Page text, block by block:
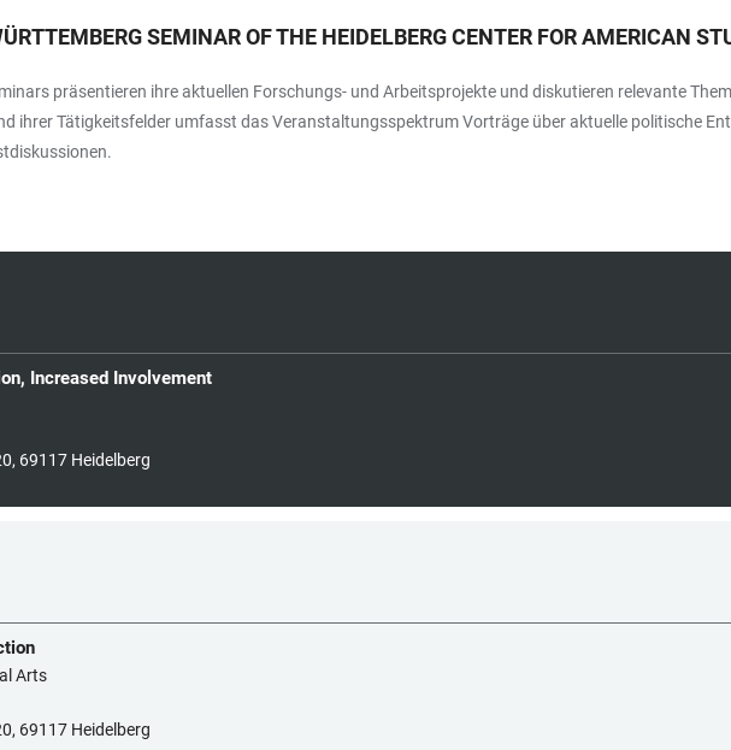
SEMINAR OF THE HEIDELBERG CENTER FOR AMERICAN
präsentieren ihre aktuellen Forschungs- und Arbeitsprojekte und diskutieren relevante
ihrer Tätigkeitsfelder umfasst das Veranstaltungsspektrum Vorträge über aktuelle politische
Increased Involvement
69117 Heidelberg
Arts
69117 Heidelberg